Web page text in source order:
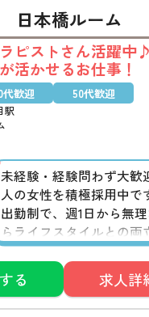
日本橋ルーム
ピストさん活躍中
活かせるお仕事！
代歓迎 50代歓迎
駅
未経験・経験問わず大歓
人の女性を積極採用中
出勤制で、週1日から無
らライフスタイルとの
応や交通費支給など、働
い待遇も充実しています
も安心できるよう、万全
制でしっかりフォロー
る 求人詳